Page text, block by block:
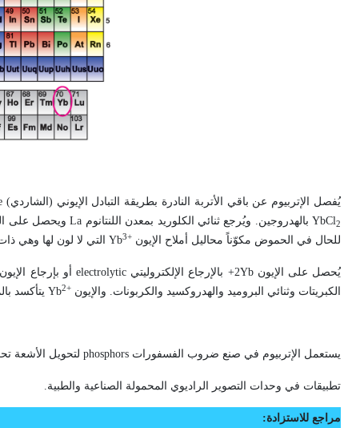
يُفصل الإتربيوم عن باقي الأتربة النادرة بطريقة التبادل الإيوني (الشاردي)
YbCl2 بالهدروجين. ويُرجع ثنائي الكلوريد بمعدن اللنتانوم Laويحصل على
للحال في الحموض مكوّناً محاليل أملاح الإيون
Yb3+ التي لا لون لها وهي
يُحصل على الإيونYb2+ بالإرجاع الإلكتروليتي electrolytic أو بإرجاع الإيون
الكبريتات وثنائي البروميد والهدروكسيد والكربونات. والإيون
Yb2+ يتأكسد
يستعمل الإتربيوم في صنع ضروب الفسفورات phosphors لتحويل الأشعة
تطبيقات في وحدات التصوير الراديوي المحمولة الصناعية والطبية.
مراجع للاستزادة: